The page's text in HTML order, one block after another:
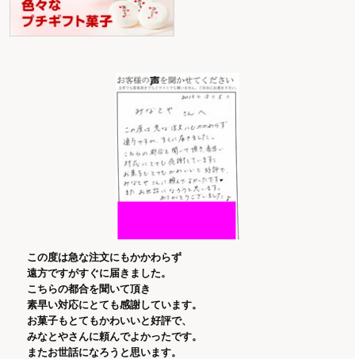
この度は急な注文にもかかわらず
遠方ですがすぐに届きました。
こちらの都合を聞いて頂き
素早い対応にとても感謝しています。
お菓子もとてもかわいいと好評で、
みなとやさんに頼んでよかったです。
またお世話になろうと思います。